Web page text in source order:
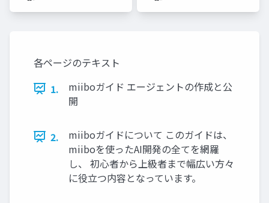
各ページのテキスト
1.
miiboガイド エージェントの作成と公
開
2.
miiboガイドについて このガイドは、
miiboを使ったAI開発の全てを網羅
し、 初心者から上級者まで幅広い方々
に役立つ内容となっています。